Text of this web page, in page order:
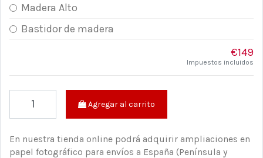
Madera Alto
Bastidor de madera
€149
Impuestos incluidos
Agregar al carrito
En nuestra tienda online podrá adquirir ampliaciones en
papel fotográfico para envíos a España (Península y